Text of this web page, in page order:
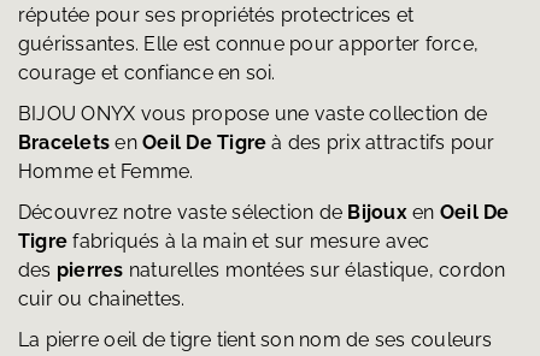
réputée pour ses propriétés protectrices et
guérissantes. Elle est connue pour apporter force,
courage et confiance en soi.
BIJOU ONYX vous propose une vaste collection de
BraceletsenOeil De Tigre à des prix attractifs pour
Homme et Femme.
Découvrez notre vaste sélection de Bijouxen Oeil De
Tigre fabriqués à la main et sur mesure avec
des pierres naturelles montées sur élastique, cordon
cuir ou chainettes.
La pierre oeil de tigre tient son nom de ses couleurs